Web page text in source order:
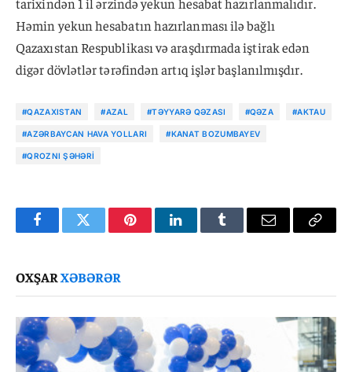
Həmin yekun hesabatın hazırlanması ilə bağlı
Qazaxıstan Respublikası və araşdırmada iştirak edən
digər dövlətlər tərəfindən artıq işlər başlanılmışdır.
#QAZAXISTAN #AZAL #TƏYYARƏ QƏZASI #QƏZA #AKTAU
#AZƏRBAYCAN HAVA YOLLARI #KANAT BOZUMBAYEV
#QROZNI ŞƏHƏRI
FacebookTwitter PinterestLinkedInTumblr Email
Copy
OXŞARXƏBƏRƏR